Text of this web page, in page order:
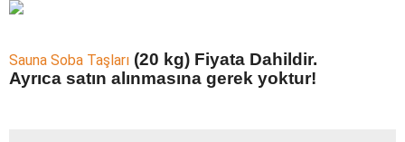
Sauna Soba Taşları (20 kg) Fiyata Dahildir.
Ayrıca satın alınmasına gerek yoktur!